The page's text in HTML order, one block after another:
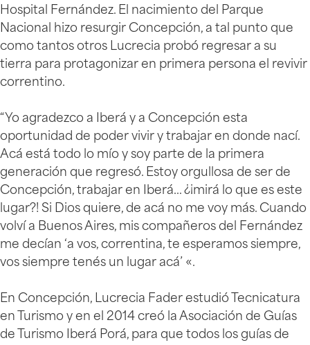
Hospital Fernández. El nacimiento del Parque
Nacional hizo resurgir Concepción, a tal punto que
como tantos otros Lucrecia probó regresar a su
tierra para protagonizar en primera persona el revivir
correntino.
“Yo agradezco a Iberá y a Concepción esta
oportunidad de poder vivir y trabajar en donde nací.
Acá está todo lo mío y soy parte de la primera
generación que regresó. Estoy orgullosa de ser de
Concepción, trabajar en Iberá… ¿¡mirá lo que es este
lugar?! Si Dios quiere, de acá no me voy más. Cuando
volví a Buenos Aires, mis compañeros del Fernández
me decían ‘a vos, correntina, te esperamos siempre,
vos siempre tenés un lugar acá’ «.
En Concepción, Lucrecia Fader estudió Tecnicatura
en Turismo y en el 2014 creó la Asociación de Guías
de Turismo Iberá Porá, para que todos los guías de